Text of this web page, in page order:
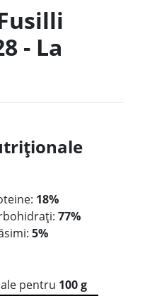
- La
18%
77%
5%
pentru 100 g